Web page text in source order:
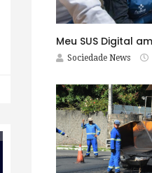
Sociedade News